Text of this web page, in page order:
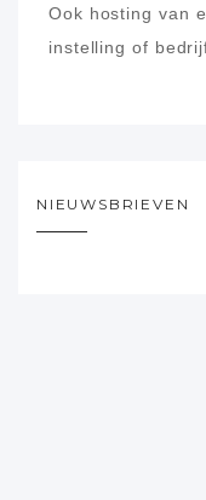
Ook hosting van
instelling of
NIEUWSBRIEVEN